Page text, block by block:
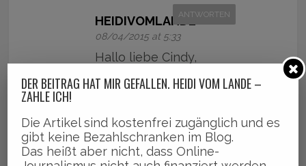
HEIDIVOMLANDE
08/04/2015 at 5:33
ANTWORTEN
Hallo liebe Cindy,
meine Nichte war auch
Kauf!
Euch geht es ja
ziemlich gut in Japan
DER BEITRAG HAT MIR GEFALLEN. HEIDI VOM LANDE –
ZAHLE ICH!
Die Artikel sind kostenfrei zugänglich und es
gibt keine Bezahlschranken im Blog.
Das heißt aber nicht, dass Online-